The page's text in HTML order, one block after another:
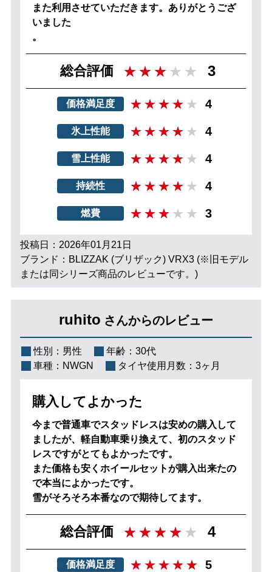
また利用させていただきます。ありがとうござ
いました
。
総合評価 3
価格満足度 4
氷上性能 4
雪上性能 4
持続性 4
燃費 3
投稿日：2026年01月21日
ブランド：BLIZZAK (ブリザック) VRX3 (※旧モデル
または同シリーズ商品のレビューです。)
ruhito さんからのレビュー
性別： 男性 年齢： 30代
車種： NWGN タイヤ使用月数： 3ヶ月
購入してよかった
今まで普通車でスタッドレスは安めの購入して
ましたが、軽自動車乗り換えて、初のスタッド
レスですがとてもよかったです。
また価格も安くホイールセットが購入出来たの
で本当によかったです。
雪がそろそろ本番なので期待してます。
総合評価 4
価格満足度 5